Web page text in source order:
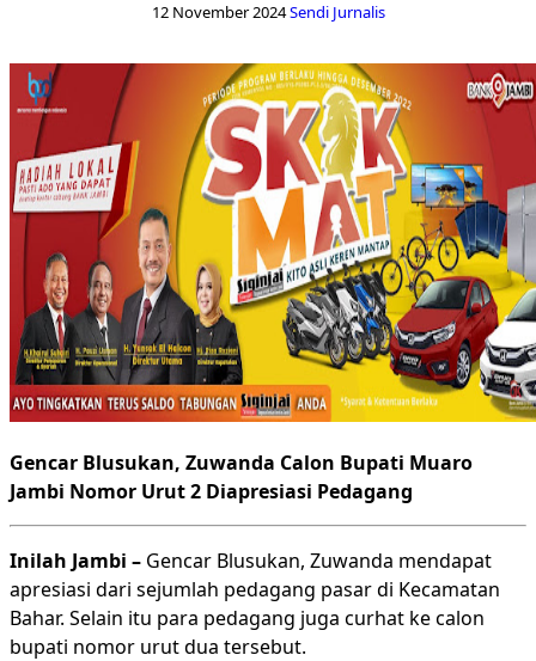
12 November 2024Sendi Jurnalis
Gencar Blusukan, Zuwanda Calon Bupati Muaro
Jambi Nomor Urut 2 Diapresiasi Pedagang
Inilah Jambi – Gencar Blusukan, Zuwanda mendapat
apresiasi dari sejumlah pedagang pasar di Kecamatan
Bahar. Selain itu para pedagang juga curhat ke calon
bupati nomor urut dua tersebut.